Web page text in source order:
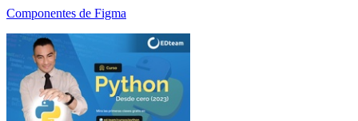
Componentes de Figma